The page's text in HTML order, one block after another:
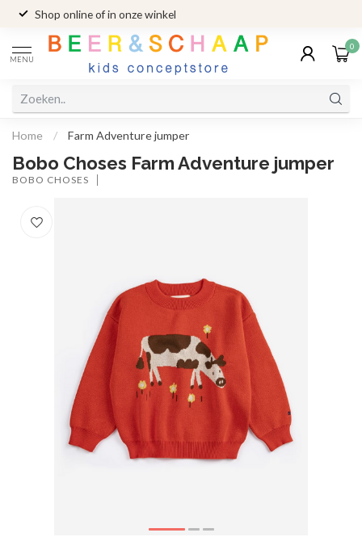
Shop online of in onze winkel
MENU
0
Home / Farm Adventure jumper
Bobo Choses Farm Adventure jumper
BOBO CHOSES